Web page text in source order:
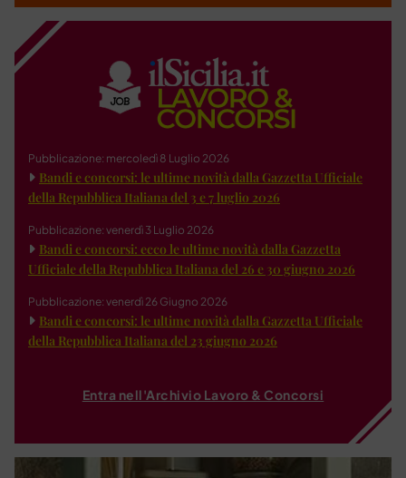
Pubblicazione: mercoledì 8 Luglio 2026
Bandi e concorsi: le ultime novità dalla Gazzetta Ufficiale
della Repubblica Italiana del 3 e 7 luglio 2026
Pubblicazione: venerdì 3 Luglio 2026
Bandi e concorsi: ecco le ultime novità dalla Gazzetta
Ufficiale della Repubblica Italiana del 26 e 30 giugno 2026
Pubblicazione: venerdì 26 Giugno 2026
Bandi e concorsi: le ultime novità dalla Gazzetta Ufficiale
della Repubblica Italiana del 23 giugno 2026
Entra nell'Archivio Lavoro & Concorsi